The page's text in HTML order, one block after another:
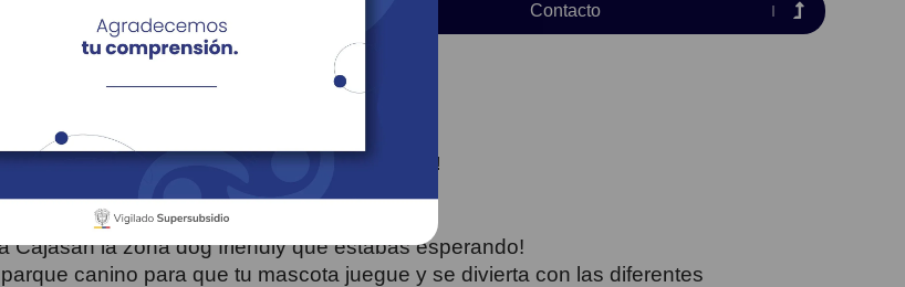
Contacto
los servicios que tenemos disponibles para tus peludos!
Cajasan la zona dog friendly que estabas esperando!
canino para que tu mascota juegue y se divierta con las diferentes